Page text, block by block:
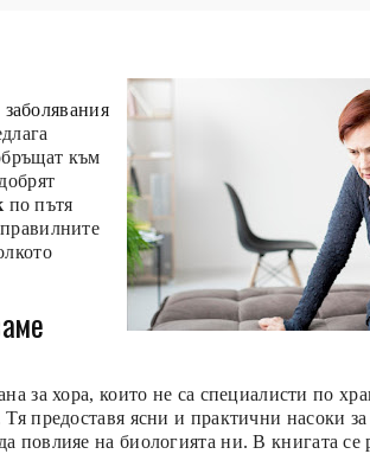
към
по пътя
за хора, които не са специалисти по
Тя предоставя ясни и практични насоки
повлияе на биологията ни. В книгата се